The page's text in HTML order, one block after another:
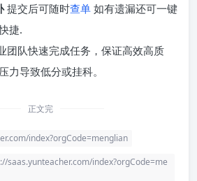
提交后可随时查单 如有遗漏还可一键
捷.
团队快速完成任务，保证高效高质
力导致低分或挂科。
正文完
index?orgCode=menglian
saas.yunteacher.com/index?orgCode=me